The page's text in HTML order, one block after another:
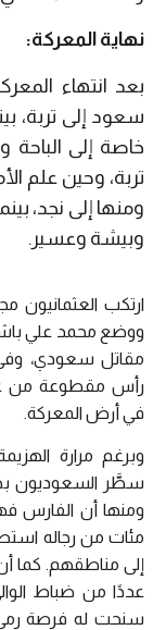
نهاية المعركة:
بعد انتهاء
سعود إلى تربة،
خاصة إلى
تربة، وحين علم
ومنها إلى نجد،
وبيشة وعسير.
ارتكب
مقاتل سعودي،
رأس مقطوعة من
في أرض المعركة.
وبرغم مرارة
سطَّر السعوديون
ومنها أن
مئات من رجاله
إلى مناطقهم. كما
عددًا من ضباط
سنحت له فرصة رمي